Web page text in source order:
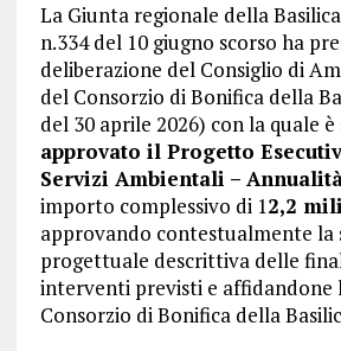
La Giunta regionale della
n.334 del 10 giugno scorso ha
deliberazione del Consiglio di
del Consorzio di Bonifica della
del 30 aprile 2026) con la quale
approvato il Progetto
Servizi Ambientali –
importo complessivo di 12,2
approvando contestualmente la
progettuale descrittiva delle
interventi previsti e affidandone
Consorzio di Bonifica della